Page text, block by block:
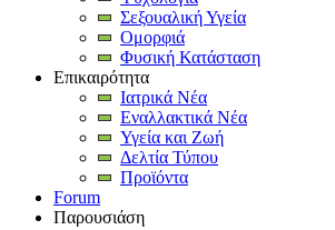
Σεξουαλική Υγεία
Ομορφιά
Φυσική Κατάσταση
Επικαιρότητα
Ιατρικά Νέα
Εναλλακτικά Νέα
Υγεία και Ζωή
Δελτία Τύπου
Προϊόντα
Forum
Παρουσιάση